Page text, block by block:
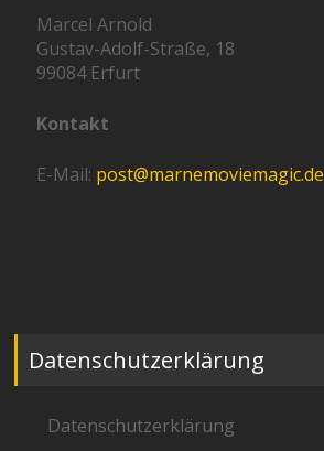
Marcel Arnold
Gustav-Adolf-Straße, 18
99084 Erfurt
Kontakt
E-Mail: post@marnemoviemagic.de
Datenschutzerklärung
Datenschutzerklärung